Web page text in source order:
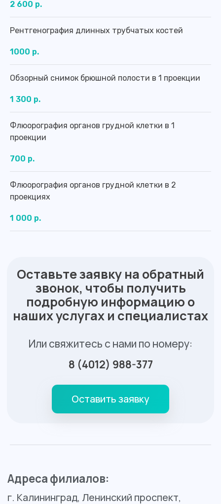
2 600 р.
Рентгенография длинных трубчатых костей
1000 р.
Обзорный снимок брюшной полости в 1 проекции
1 300 р.
Флюорография органов грудной клетки в 1
проекции
700 р.
Флюорография органов грудной клетки в 2
проекциях
1 000 р.
д. 83А-83Д
г. Калининград, ул. Батальная, д. 18
8 (4012) 988-377
Адреса филиалов:
График работы:
Вт
Ср
Чт
Пт
Сб
8:00 - 20:00
8:00 - 20:00
Пн 8:00 - 20:00
8:00 - 20:00
8:00 - 20:00
8:00 - 14:00
..................................
info@medosmotr39.ru